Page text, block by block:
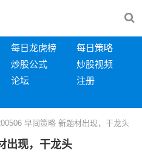
每日龙虎榜
每日策略
炒股公式
炒股视频
论坛
注册
早间策略 新题材出现，干龙头
出现，干龙头